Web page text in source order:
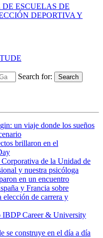
DE ESCUELAS DE
DEPORTIVA Y
Search for:
Search
un viaje donde los sueños
brillaron en el
de la Unidad de
y nuestra psicóloga
en un encuentro
y Francia sobre
elección de carrera y
IBDP Career & University
se construye en el día a día